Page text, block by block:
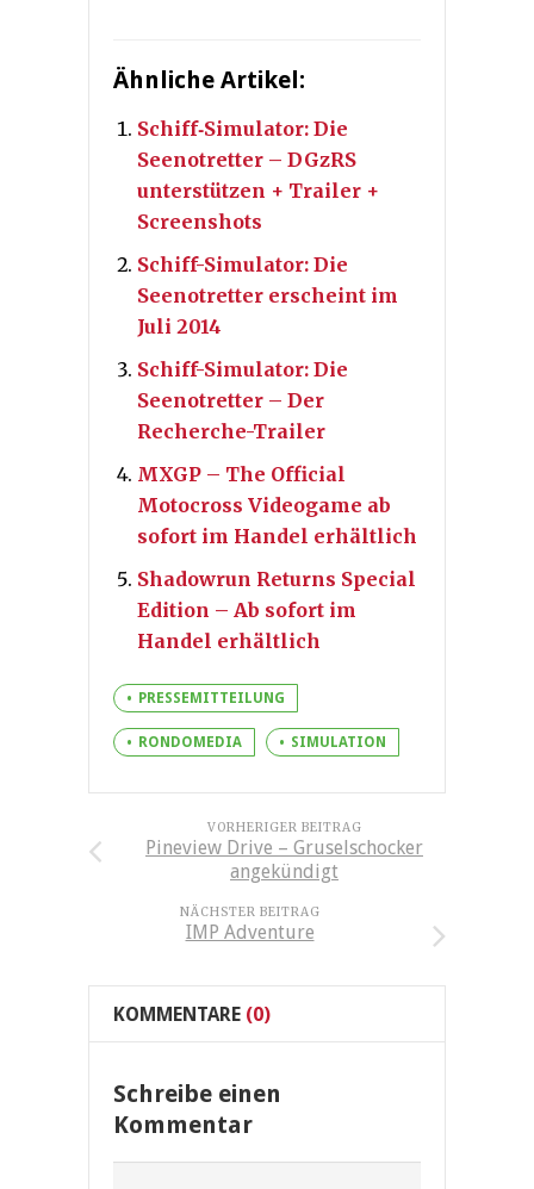
Ähnliche Artikel:
Schiff‐Simulator: Die
Seenotretter – DGzRS
unterstützen + Trailer +
Screenshots
Schiff-Simulator: Die
Seenotretter erscheint im
Juli 2014
Schiff-Simulator: Die
Seenotretter – Der
Recherche-Trailer
MXGP – The Official
Motocross Videogame ab
sofort im Handel erhältlich
Shadowrun Returns Special
Edition – Ab sofort im
Handel erhältlich
PRESSEMITTEILUNG
RONDOMEDIA SIMULATION
VORHERIGER BEITRAG
Pineview Drive – Gruselschocker
angekündigt
NÄCHSTER BEITRAG
IMP Adventure
KOMMENTARE (0)
Schreibe einen
Kommentar